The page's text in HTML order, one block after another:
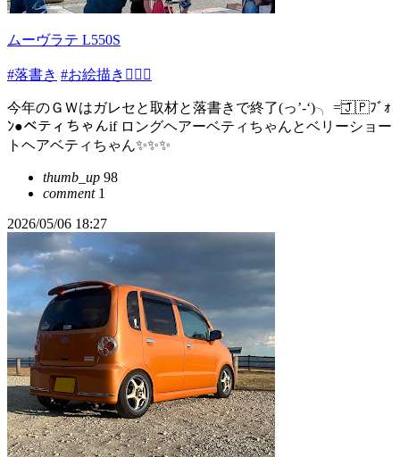
ムーヴラテ L550S
#落書き #お絵描き✍🏻🎨
今年のＧＷはガレセと取材と落書きで終了(っ’-‘)╮ =͟͟͞͞🇯🇵ﾌﾞｫ
ﾝ●ベティちゃんif ロングヘアーベティちゃんとベリーショー
トヘアベティちゃん✨️✨✨
thumb_up 98
comment1
2026/05/06 18:27